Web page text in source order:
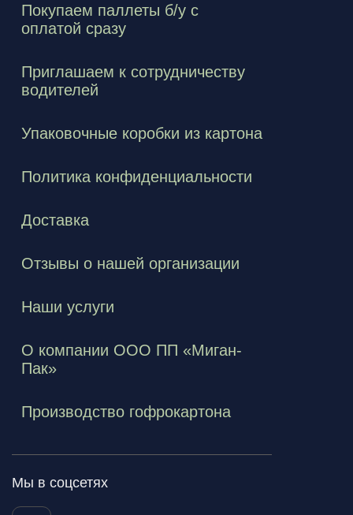
Покупаем паллеты б/у с
оплатой сразу
Приглашаем к сотрудничеству
водителей
Упаковочные коробки из картона
Политика конфиденциальности
Доставка
Отзывы о нашей организации
Наши услуги
О компании ООО ПП «Миган-
Пак»
Производство гофрокартона
Мы в соцсетях